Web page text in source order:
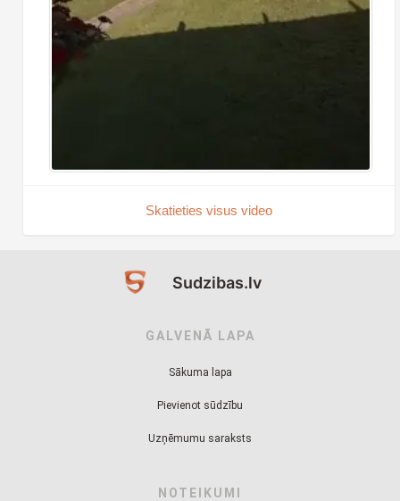
Skatieties visus video
Sudzibas.lv
GALVENĀ LAPA
Sākuma lapa
Pievienot sūdzību
Uzņēmumu saraksts
NOTEIKUMI